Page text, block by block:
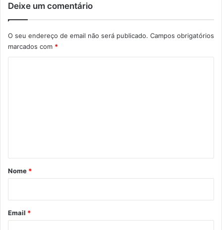
Deixe um comentário
O seu endereço de email não será publicado. Campos obrigatórios
marcados com *
r
*
Nome *
Email *